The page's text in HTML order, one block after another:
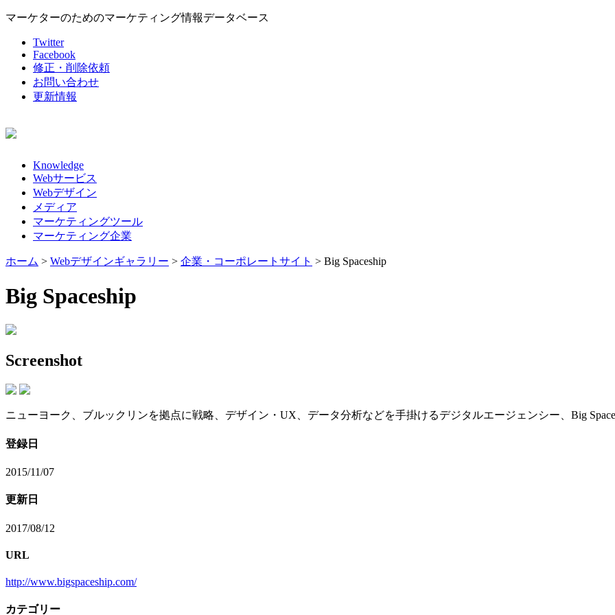
マーケターのためのマーケティング情報データベース
Twitter
Facebook
修正・削除依頼
お問い合わせ
更新情報
Knowledge
Webサービス
Webデザイン
メディア
マーケティングツール
マーケティング企業
ホーム > Webデザインギャラリー > 企業・コーポレートサイト > Big Spaceship
Big Spaceship
Screenshot
ニューヨーク、ブルックリンを拠点に戦略、デザイン・UX、データ分析などを手掛けるデジタルエージェンシー、Big
登録日
2015/11/07
更新日
2017/08/12
URL
http://www.bigspaceship.com/
カテゴリー